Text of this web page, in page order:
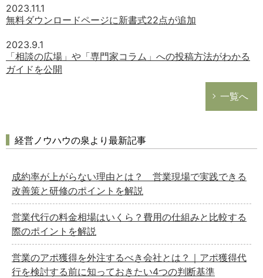
2023.11.1
無料ダウンロードページに新書式22点が追加
2023.9.1
「相談の広場」や「専門家コラム」への投稿方法がわかる
ガイドを公開
一覧へ
経営ノウハウの泉より最新記事
成約率が上がらない理由とは？ 営業現場で実践できる
改善策と研修のポイントを解説
営業代行の料金相場はいくら？費用の仕組みと比較する
際のポイントを解説
営業のアポ獲得を外注するべき会社とは？｜アポ獲得代
行を検討する前に知っておきたい4つの判断基準